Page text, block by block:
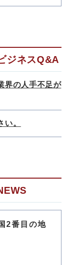
ジネスQ&A
界の人手不足が
。
2番目の地